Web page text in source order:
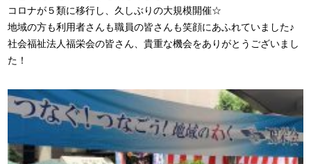
コロナが５類に移行し、久しぶりの大規模開催☆
地域の方も利用者さんも職員の皆さんも笑顔にあふれていました♪
社会福祉法人福栄会の皆さん、貴重な機会をありがとうございまし
た！